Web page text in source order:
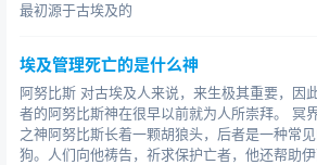
最初源于古埃及的
埃及管理死亡的是什么神
阿努比斯 对古埃及人来说，来生极其重要，因
者的阿努比斯神在很早以前就为人所崇拜。 冥
之神阿努比斯长着一颗胡狼头，后者是一种常
狗。人们向他祷告，祈求保护亡者，他还帮助